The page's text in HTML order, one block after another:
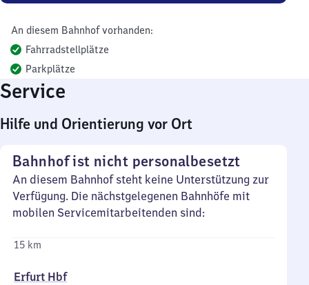
An diesem Bahnhof vorhanden:
Fahrradstellplätze
Parkplätze
Service
Hilfe und Orientierung vor Ort
Bahnhof ist nicht personalbesetzt
An diesem Bahnhof steht keine Unterstützung zur
Verfügung. Die nächstgelegenen Bahnhöfe mit
mobilen Servicemitarbeitenden sind:
15 km
Erfurt Hbf